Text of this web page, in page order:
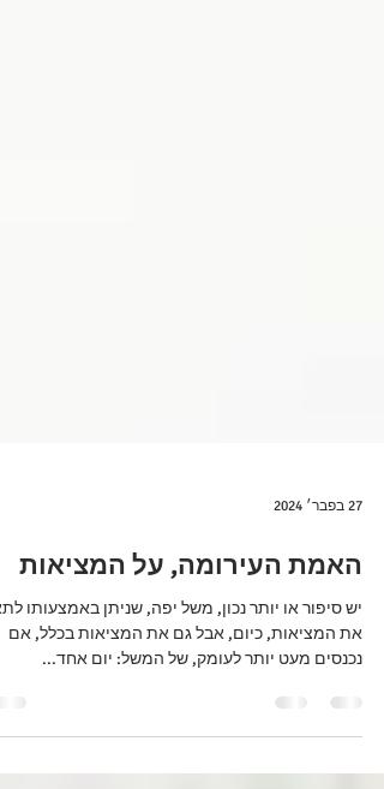
27 בפבר׳ 2024
האמת העירומה, על המציאות
יש סיפור או יותר נכון, משל יפה, שניתן באמצעותו
את המציאות, כיום, אבל גם את המציאות בכלל, אם